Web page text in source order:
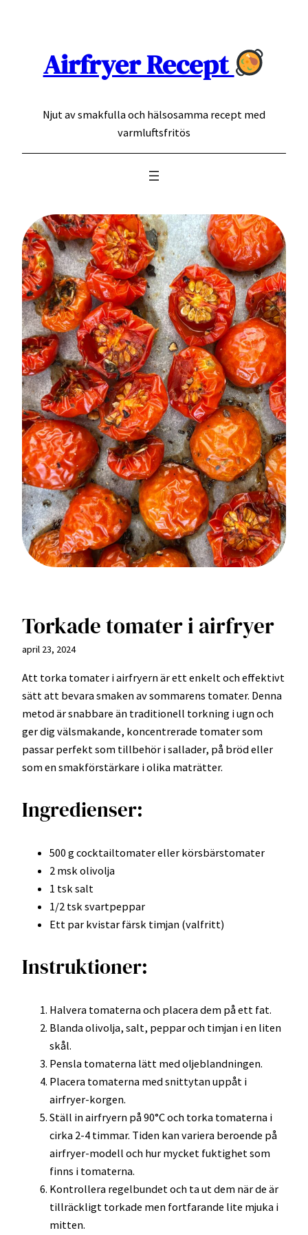
Airfryer Recept
Njut av smakfulla och hälsosamma recept med
varmluftsfritös
Torkade tomater i airfryer
april 23, 2024
Att torka tomater i airfryern är ett enkelt och effektivt
sätt att bevara smaken av sommarens tomater. Denna
metod är snabbare än traditionell torkning i ugn och
ger dig välsmakande, koncentrerade tomater som
passar perfekt som tillbehör i sallader, på bröd eller
som en smakförstärkare i olika maträtter.
Ingredienser:
500 g cocktailtomater eller körsbärstomater
2 msk olivolja
1 tsk salt
1/2 tsk svartpeppar
Ett par kvistar färsk timjan (valfritt)
Instruktioner:
Halvera tomaterna och placera dem på ett fat.
Blanda olivolja, salt, peppar och timjan i en liten
skål.
Pensla tomaterna lätt med oljeblandningen.
Placera tomaterna med snittytan uppåt i
airfryer-korgen.
Ställ in airfryern på 90°C och torka tomaterna i
cirka 2-4 timmar. Tiden kan variera beroende på
airfryer-modell och hur mycket fuktighet som
finns i tomaterna.
Kontrollera regelbundet och ta ut dem när de är
tillräckligt torkade men fortfarande lite mjuka i
mitten.